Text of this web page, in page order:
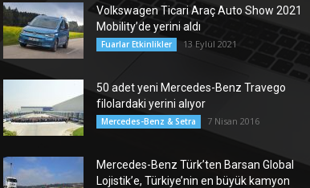
Volkswagen Ticari Araç Auto Show 2021
Mobility’de yerini aldı
Fuarlar Etkinlikler 13 Eylül 2021
50 adet yeni Mercedes-Benz Travego
filolardaki yerini alıyor
Mercedes-Benz & Setra 7 Nisan 2016
Mercedes-Benz Türk’ten Barsan Global
Lojistik’e, Türkiye’nin en büyük kamyon